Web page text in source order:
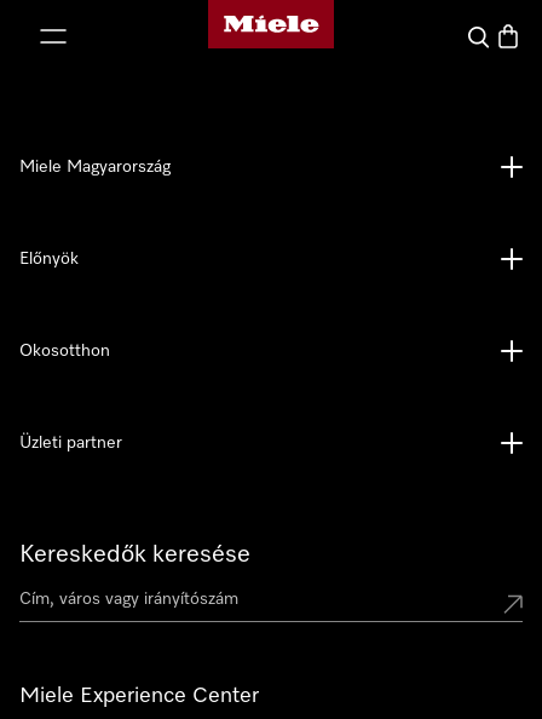
Miele honlapja
Kereses
Kereskedők keresése
Miele Experience Center
Miele Magyarország
Előnyök
Okosotthon
Üzleti partner